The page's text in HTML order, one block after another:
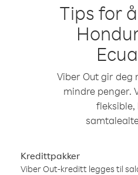
Tips for
Viber Out gir
mindre penger.
fleksible,
Kredittpakker
Viber Out-kreditt legges til